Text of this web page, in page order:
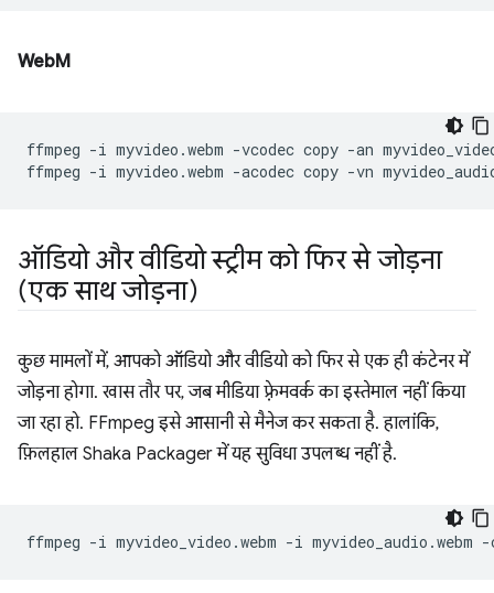
WebM
ffmpeg -i myvideo.webm -vcodec copy -an
ffmpeg -i myvideo.webm -acodec copy -vn
ऑडियो और वीडियो स्ट्रीम को फिर से जोड़ना
(एक साथ जोड़ना)
कुछ मामलों में, आपको ऑडियो और वीडियो को फिर से एक ही कंटेनर में
जोड़ना होगा. खास तौर पर, जब मीडिया फ़्रेमवर्क का इस्तेमाल नहीं किया
जा रहा हो. FFmpeg इसे आसानी से मैनेज कर सकता है. हालांकि,
फ़िलहाल Shaka Packager में यह सुविधा उपलब्ध नहीं है.
ffmpeg -i myvideo_video.webm -i myvideo_audio.webm -